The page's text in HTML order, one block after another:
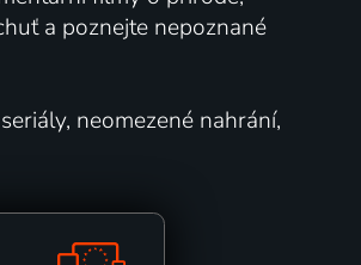
a poznejte nepoznané
neomezené nahrání,